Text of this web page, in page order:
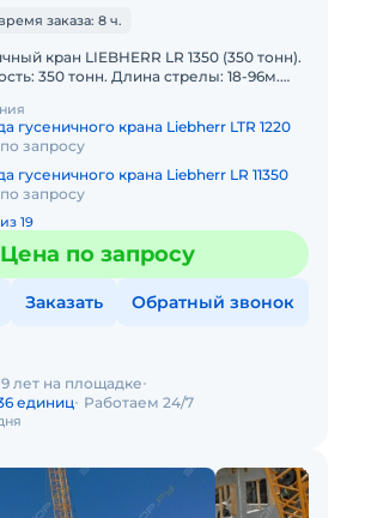
заказа: 8 ч.
кран LIEBHERR LR 1350 (350 тонн).
Длина стрелы: 18-96м.
гусеничного крана Liebherr LTR 1220
запросу
гусеничного крана Liebherr LR 11350
запросу
19
Цена по запросу
Заказать Обратный звонок
9 лет на площадке
единиц Работаем 24/7